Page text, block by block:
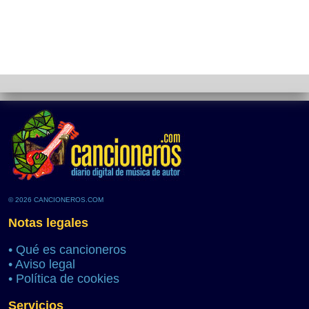
© 2026 CANCIONEROS.COM
Notas legales
• Qué es cancioneros
• Aviso legal
• Política de cookies
Servicios